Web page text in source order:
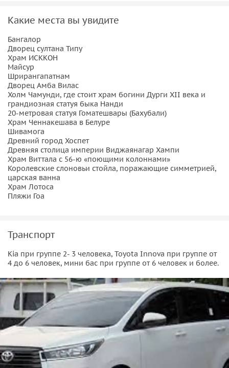
Какие места вы увидите
Бангалор
Дворец султана Типу
Храм ИСККОН
Майсур
Шрирангапатнам
Дворец Амба Вилас
Холм Чамунди, где стоит храм богини Дурги XII века и
грандиозная статуя быка Нанди
20-метровая статуя Гоматешвары (Бахубали)
Храм Ченнакешава в Белуре
Шивамога
Древний город Хоспет
Древняя столица империи Виджаянагар Хампи
Храм Виттала с 56-ю «поющими колоннами»
Королевские слоновьи стойла, поражающие симметрией,
царская ванна
Храм Лотоса
Пляжи Гоа
Транспорт
Kia при группе 2- 3 человека, Toyota Innova при группе от
4 до 6 человек, мини бас при группе от 6 человек и более.